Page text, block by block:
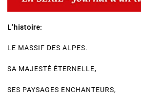
L’histoire:
LE MASSIF DES ALPES.
SA MAJESTÉ ÉTERNELLE,
SES PAYSAGES ENCHANTEURS,